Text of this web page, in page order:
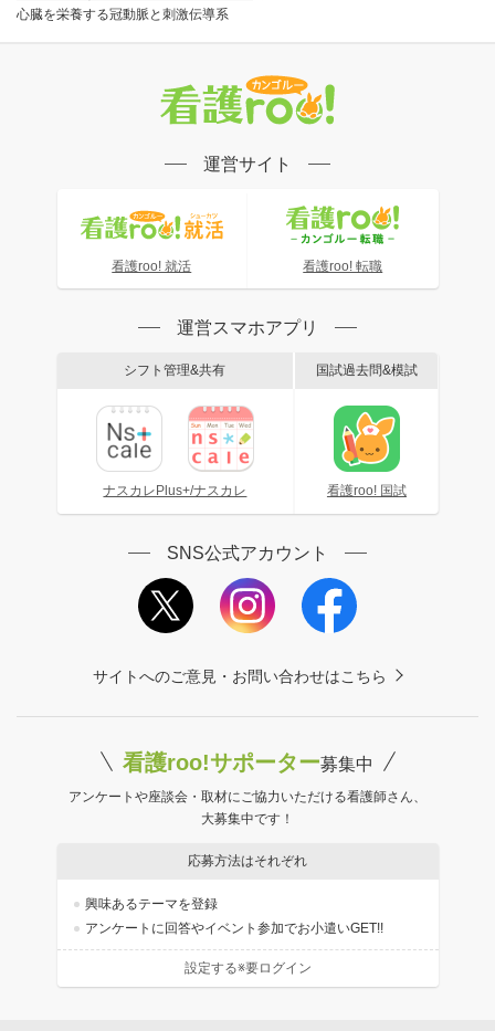
心臓を栄養する冠動脈と刺激伝導系
運営サイト
看護roo! 就活 看護roo! 転職
運営スマホアプリ
シフト管理&共有
ナスカレPlus+/ナスカレ
国試過去問&模試
看護roo! 国試
SNS公式アカウント
サイトへのご意見・お問い合わせはこちら
看護roo!サポーター募集中
アンケートや座談会・取材にご協力いただける看護師さん、
大募集中です！
応募方法はそれぞれ
興味あるテーマを登録
アンケートに回答やイベント参加でお小遣いGET!!
設定する※要ログイン